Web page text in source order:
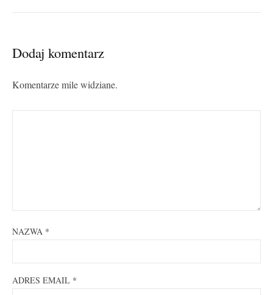
Dodaj komentarz
Komentarze mile widziane.
NAZWA *
ADRES EMAIL *